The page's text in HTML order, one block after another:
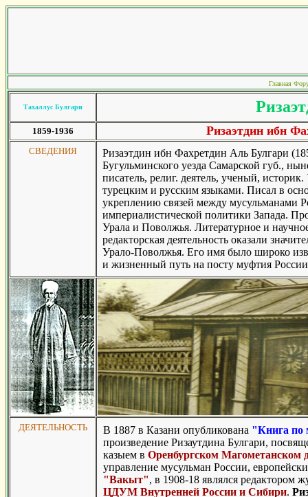
Главная
Тахаллус Булгари
1859-1936 Ризаэтдин ибн
СВЕДЕНИЯ
Ризаэтдин ибн Фахретдин Аль Булгари
Бугульминского уезда Самарской губ.,
писатель, религ. деятель, ученый,
турецким и русским языками. Писал в
укреплению связей между мусульманами
империалистической политики Запада.
Урала и Поволжья. Литературное и
редакторская деятельность оказали
Урало-Поволжья. Его имя было широко
и жизненный путь на посту муфтия
ДЕЯТЕЛЬНОСТЬ В 1887 в Казани опубликована "Книга по
произведение Ризаутдина Булгари,
казыем в Оренбургском Магометанском
управление мусульман России,
"Вакыт", в 1908-18 являлся редактором
ЦДУМ Внутренней России и Сибири.